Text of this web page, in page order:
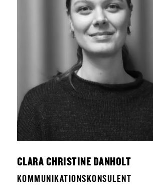
CLARA CHRISTINE DANHOLT
KOMMUNIKATIONSKONSULENT